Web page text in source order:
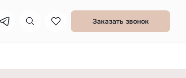
Заказать звонок